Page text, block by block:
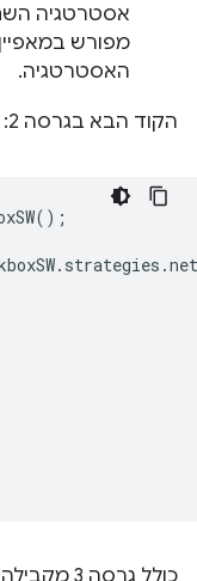
אסטרטגיה
מפורש במאפיין
האסטרטגיה.
הקוד הבא בגרסה 2:
();
. strategies .
כולל גרסה 3 מקבילה של: